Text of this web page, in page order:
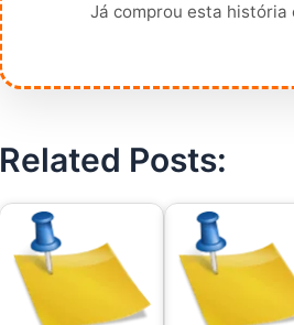
Já comprou esta história
Related Posts: